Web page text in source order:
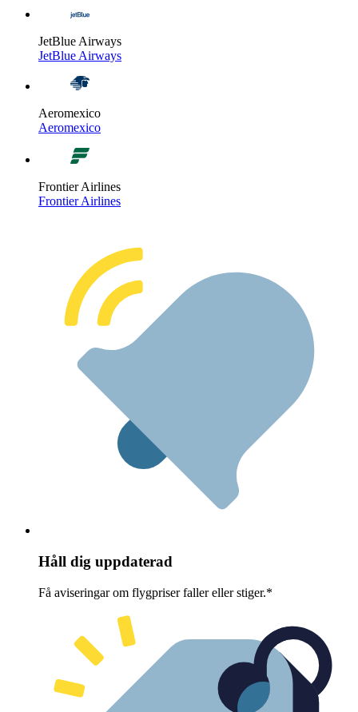
JetBlue Airways
JetBlue Airways
Aeromexico
Aeromexico
Frontier Airlines
Frontier Airlines
Håll dig uppdaterad
Få aviseringar om flygpriser faller eller stiger.*